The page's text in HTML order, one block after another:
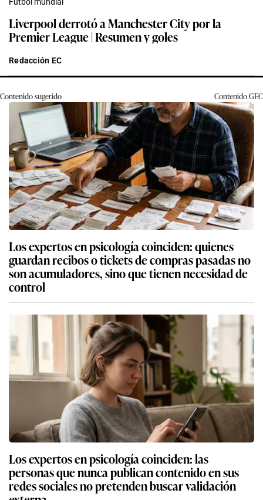
Fútbol mundial
Liverpool derrotó a Manchester City por la
Premier League | Resumen y goles
Redacción EC
Contenido sugerido ContenidoGEC
Los expertos en psicología coinciden: quienes
guardan recibos o tickets de compras pasadas no
son acumuladores, sino que tienen necesidad de
control
Los expertos en psicología coinciden: las
personas que nunca publican contenido en sus
redes sociales no pretenden buscar validación